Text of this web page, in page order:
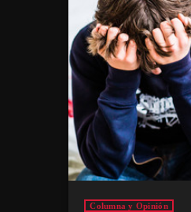
Columna y Opinión